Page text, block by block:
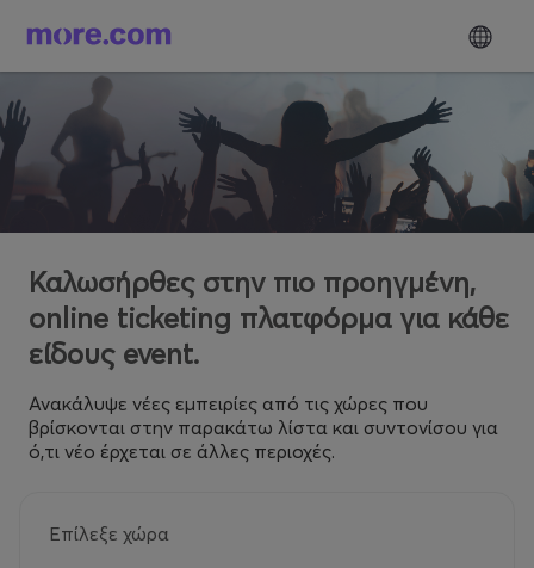
Καλωσήρθες στην πιο προηγμένη,
online ticketing πλατφόρμα για κάθε
είδους event.
Ανακάλυψε νέες εμπειρίες από τις χώρες που
βρίσκονται στην παρακάτω λίστα και συντονίσου για
ό,τι νέο έρχεται σε άλλες περιοχές.
Επίλεξε χώρα